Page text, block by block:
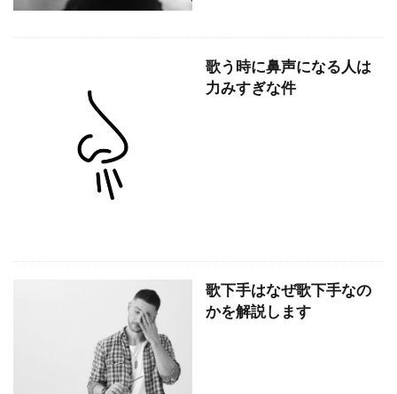
歌う時に鼻声になる人は
力みすぎな件
歌下手はなぜ歌下手なの
かを解説します